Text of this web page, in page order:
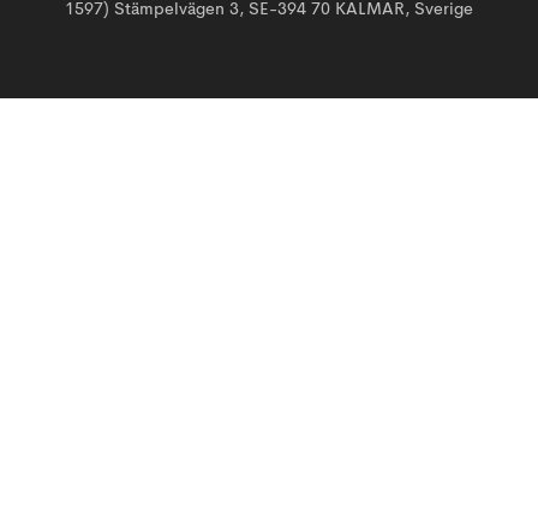
1597) Stämpelvägen 3, SE-394 70 KALMAR, Sverige